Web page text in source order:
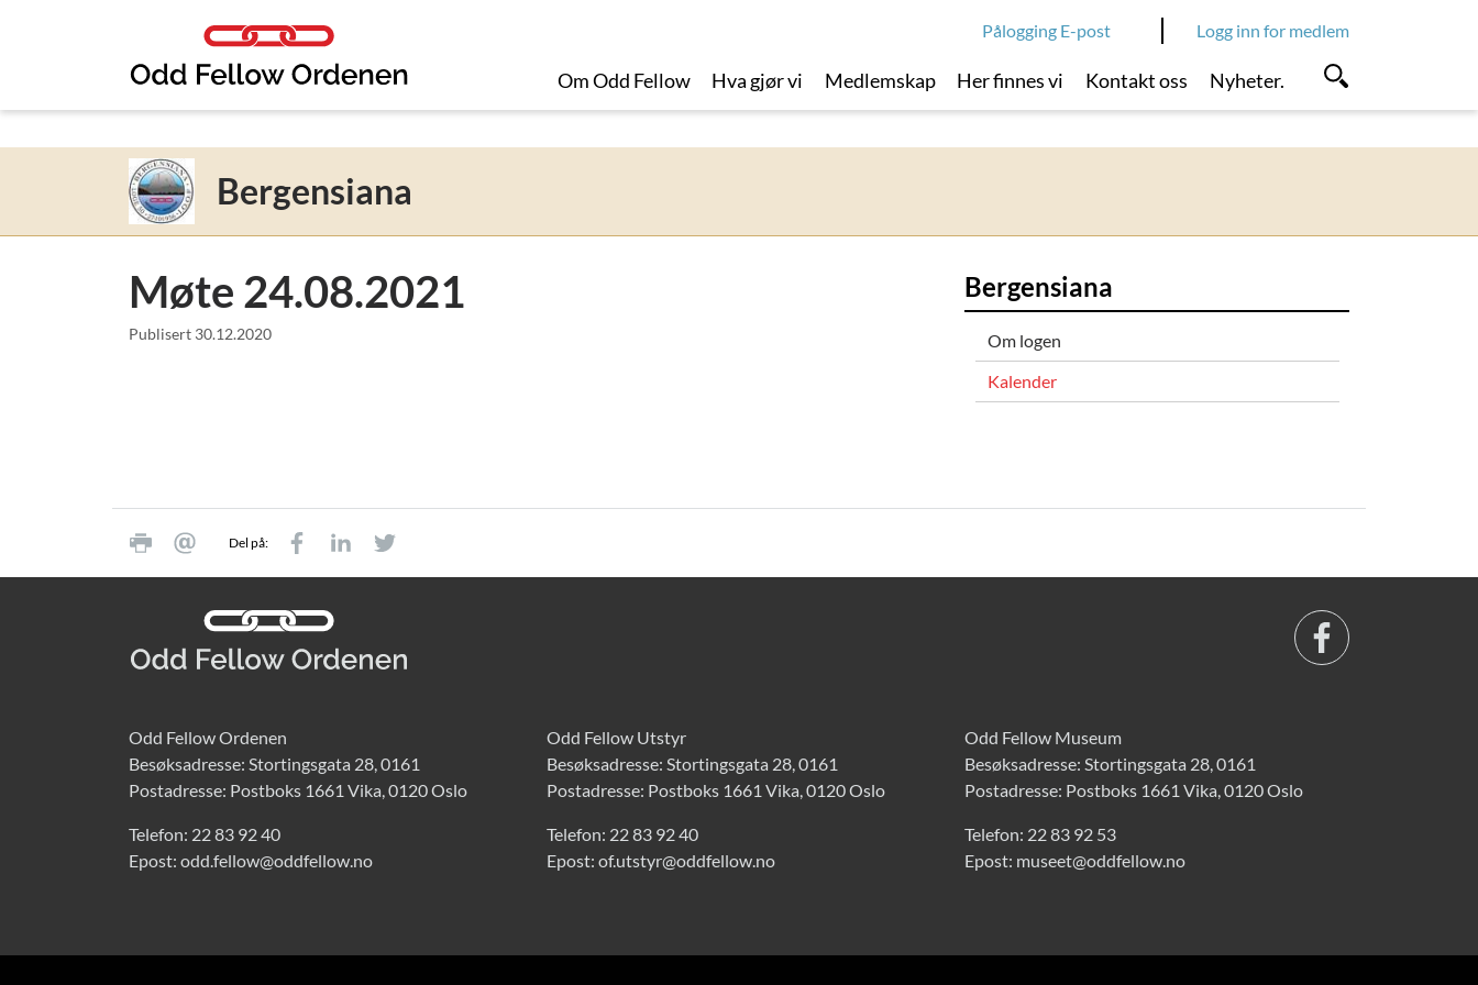
Logg inn for medlem
Pålogging E-post
Om Odd Fellow Hva gjør vi Medlemskap Her finnes vi Kontakt oss Nyheter.
Bergensiana
Møte 24.08.2021
Publisert 30.12.2020
Bergensiana
Om logen
Kalender
Del på:
Odd Fellow Ordenen
Besøksadresse: Stortingsgata 28, 0161
Postadresse: Postboks 1661 Vika, 0120 Oslo
Telefon: 22 83 92 40
Epost: odd.fellow@oddfellow.no
Odd Fellow Utstyr
Besøksadresse: Stortingsgata 28, 0161
Postadresse: Postboks 1661 Vika, 0120 Oslo
Telefon: 22 83 92 40
Epost: of.utstyr@oddfellow.no
Odd Fellow Museum
Besøksadresse: Stortingsgata 28, 0161
Postadresse: Postboks 1661 Vika, 0120 Oslo
Telefon: 22 83 92 53
Epost: museet@oddfellow.no